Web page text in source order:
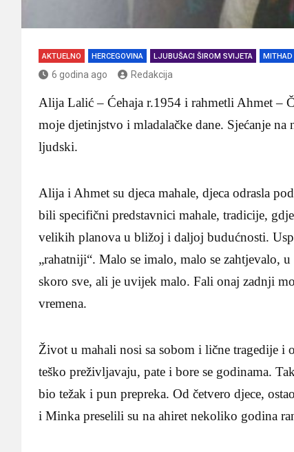
AKTUELNO HERCEGOVINA LJUBUŠACI ŠIROM SVIJETA
6 godina ago Redakcija
Alija Lalić – Ćehaja r.1954 i rahmetli Ahmet –
moje djetinjstvo i mladalačke dane. Sjećanje
ljudski.
Alija i Ahmet su djeca mahale, djeca odrasla
bili specifični predstavnici mahale, tradicije,
velikih planova u bližoj i daljoj budućnosti.
„rahatniji“. Malo se imalo, malo se zahtjevalo,
skoro sve, ali je uvijek malo. Fali onaj zadnji
vremena.
Život u mahali nosi sa sobom i lične tragedije i
teško preživljavaju, pate i bore se godinama.
bio težak i pun prepreka. Od četvero djece,
i Minka preselili su na ahiret nekoliko godina